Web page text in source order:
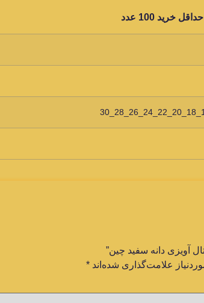
حداقل خرید 100 عدد
آویزی دانه سفید چین”
علامت‌گذاری شده‌اند *